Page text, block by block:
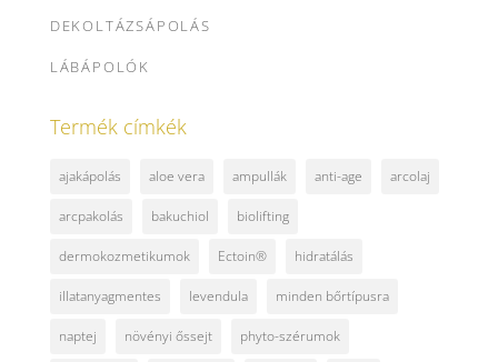
DEKOLTÁZSÁPOLÁS
LÁBÁPOLÓK
Termék címkék
ajakápolás aloe vera ampullák anti-age arcolaj
arcpakolás bakuchiol biolifting
dermokozmetikumok Ectoin® hidratálás
illatanyagmentes levendula minden bőrtípusra
naptej növényi őssejt phyto-szérumok